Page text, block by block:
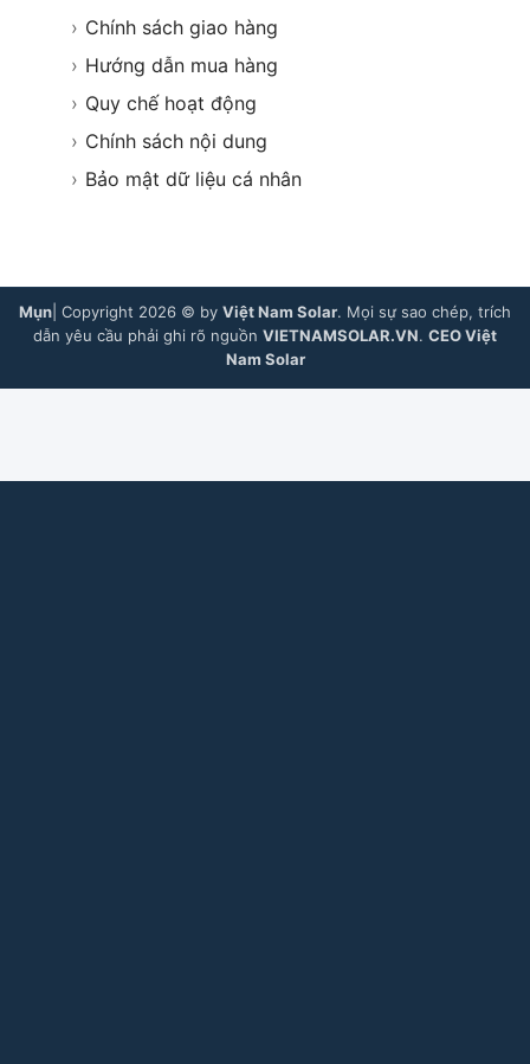
› Chính sách giao hàng
› Hướng dẫn mua hàng
› Quy chế hoạt động
› Chính sách nội dung
› Bảo mật dữ liệu cá nhân
Mụn | Copyright 2026 © by Việt Nam Solar. Mọi sự sao chép, trích
dẫn yêu cầu phải ghi rõ nguồn VIETNAMSOLAR.VN. CEO Việt
Nam Solar